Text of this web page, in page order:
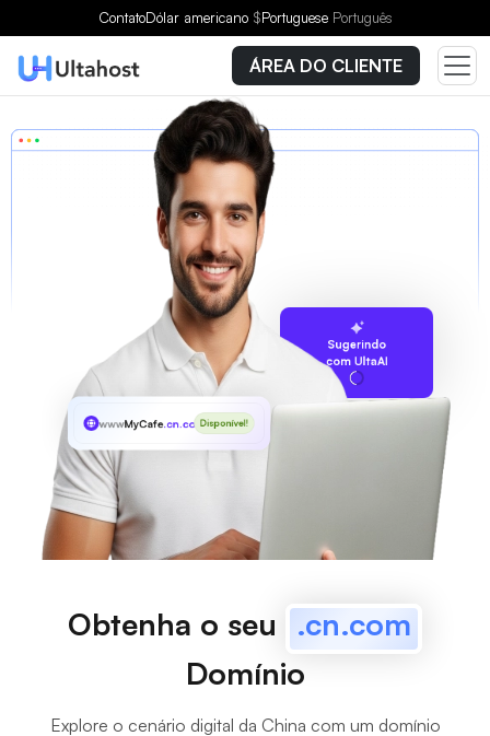
ContatoDólar americano $Portuguese Português
ÁREA DO CLIENTE
Sugerindo
com UltaAI
wwwMyCafe.cn.comDisponível!
Obtenha o seu
.cn.com
Domínio
Explore o cenário digital da China com um domínio